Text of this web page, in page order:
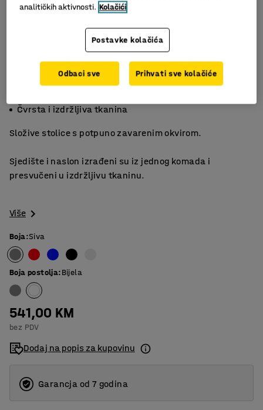
Složive
Čvrsta i izdržljiva tkanina
Složive stolice s potpuno zavarenim okvirom.
Sjedište i naslon izrađeni su iz jednog komada i
presvučeni u izdržljivu tkaninu.
Više
Boja:Siva
Boja postolja:Bijela
541,00 KM
bez PDV
Dodaj na popis za kupovinu
Garancja od 7 godina
analitičkih aktivnosti. Kolačići
Postavke kolačića
Odbaci sve Prihvati sve kolačiće